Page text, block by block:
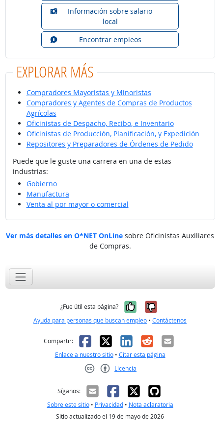
Información sobre salario
local
Encontrar empleos
EXPLORAR MÁS
Compradores Mayoristas y Minoristas
Compradores y Agentes de Compras de Productos
Agrícolas
Oficinistas de Despacho, Recibo, e Inventario
Oficinistas de Producción, Planificación, y Expedición
Repositores y Preparadores de Órdenes de Pedido
Puede que le guste una carrera en una de estas
industrias:
Gobierno
Manufactura
Venta al por mayor o comercial
Ver más detalles en O*NET OnLine sobre Oficinistas Auxiliares
de Compras.
¿Fue útil esta página? Sí, fue útil
No, no fue
Ayuda para personas que buscan empleo • Contáctenos
Compartir: Facebook
X LinkedIn
RedditCorreo
Enlace a nuestro sitio• Citar esta página
Licencia
Síganos:
Sobre este sitio• Privacidad• Nota aclaratoria
Sitio actualizado el 19 de mayo de 2026